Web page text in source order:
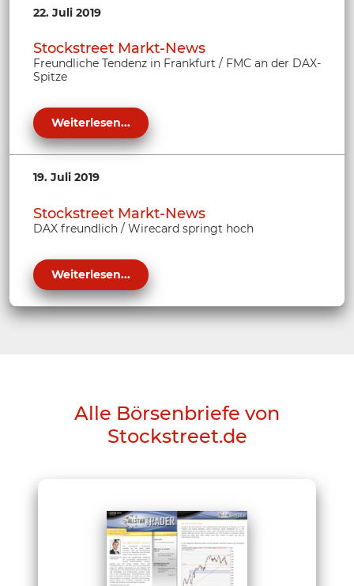
22. Juli 2019
Stockstreet Markt-News
Freundliche Tendenz in Frankfurt / FMC an der DAX-
Spitze
Weiterlesen...
19. Juli 2019
Stockstreet Markt-News
DAX freundlich / Wirecard springt hoch
Weiterlesen...
Alle Börsenbriefe von
Stockstreet.de